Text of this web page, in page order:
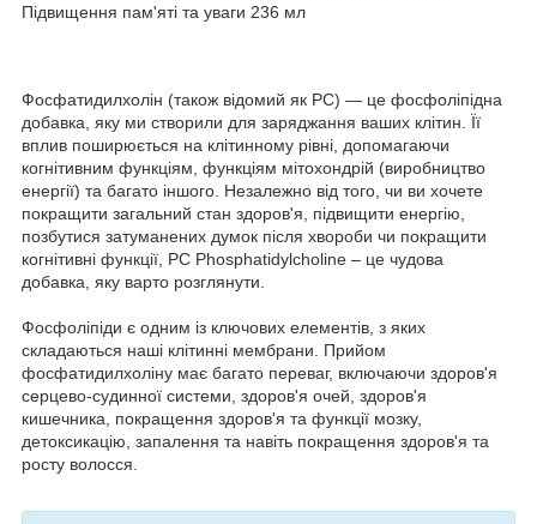
Підвищення пам'яті та уваги 236 мл
Фосфатидилхолін (також відомий як PC) — це фосфоліпідна
добавка, яку ми створили для заряджання ваших клітин. Її
вплив поширюється на клітинному рівні, допомагаючи
когнітивним функціям, функціям мітохондрій (виробництво
енергії) та багато іншого. Незалежно від того, чи ви хочете
покращити загальний стан здоров'я, підвищити енергію,
позбутися затуманених думок після хвороби чи покращити
когнітивні функції, PC Phosphatidylcholine – це чудова
добавка, яку варто розглянути.
Фосфоліпіди є одним із ключових елементів, з яких
складаються наші клітинні мембрани. Прийом
фосфатидилхоліну має багато переваг, включаючи здоров'я
серцево-судинної системи, здоров'я очей, здоров'я
кишечника, покращення здоров'я та функції мозку,
детоксикацію, запалення та навіть покращення здоров'я та
росту волосся.